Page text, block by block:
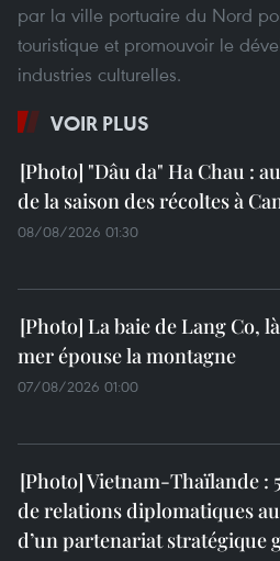
par la ville portuaire du Nord
touristique et promouvoir le
industries culturelles.
VOIR PLUS
"Dâu da" Ha Chau :
de la saison des récoltes à
08/08/2026 01:30
La baie de Lang Co,
mer épouse la montagne
07/08/2026 01:00
Vietnam-Thaïlande :
de relations diplomatiques
d’un partenariat stratégique